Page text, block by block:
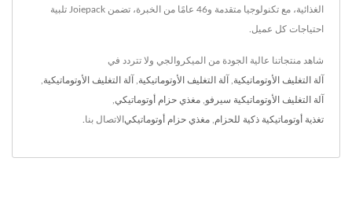
الغذائية، مع تكنولوجيا متقدمة و46 عامًا من الخبرة، تضمن Joiepack تلبية
احتياجات كل عميل.
شاهد منتجاتنا عالية الجودة من الميكروالجي ولا تتردد في
آلة التغليف الأوتوماتيكية آلة التغليف الأوتوماتيكية آلة التغليف الأوتوماتيكية
آلة التغليف الأوتوماتيكية سيرفو مغذي حزام أوتوماتيكي
تغذية أوتوماتيكية ذكية للحزام مغذي حزام أوتوماتيكي الاتصال بنا